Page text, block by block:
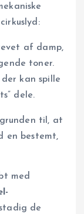
af damp,
toner.
kan spille
dele.
til, at
en bestemt,
med
de